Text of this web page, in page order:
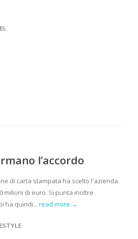
l’accordo
di carta stampata ha scelto l'azienda
milioni di euro. Si punta inoltre
ha quindi... read more →